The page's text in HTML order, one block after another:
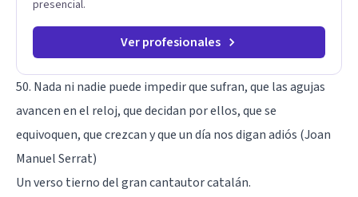
presencial.
Ver profesionales
50. Nada ni nadie puede impedir que sufran, que las agujas
avancen en el reloj, que decidan por ellos, que se
equivoquen, que crezcan y que un día nos digan adiós (Joan
Manuel Serrat)
Un verso tierno del gran cantautor catalán.